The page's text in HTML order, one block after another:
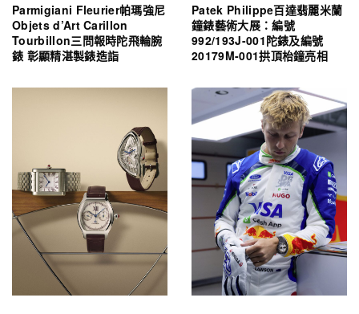
Parmigiani Fleurier帕瑪強尼
Objets d’Art Carillon
Tourbillon三問報時陀飛輪腕
錶 彰顯精湛製錶造詣
Patek Philippe百達翡麗米蘭
鐘錶藝術大展：編號
992/193J-001陀錶及編號
20179M-001拱頂枱鐘亮相